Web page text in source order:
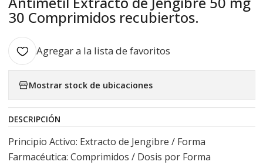
30 Comprimidos recubiertos.
Agregar a la lista de favoritos
Mostrar stock de ubicaciones
DESCRIPCIÓN
Principio Activo: Extracto de Jengibre / Forma
Farmacéutica: Comprimidos / Dosis por Forma